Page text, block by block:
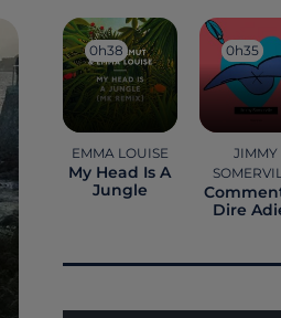
0h38
0h38
EMMA LOUISE
My Head Is A
Jungle
0h35
0h35
JIMMY
Dire